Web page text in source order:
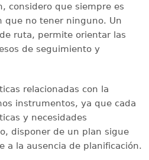
considero que siempre es
que no tener ninguno. Un
ruta, permite orientar las
de seguimiento y
relacionadas con la
instrumentos, ya que cada
y necesidades
disponer de un plan sigue
a la ausencia de planificación.